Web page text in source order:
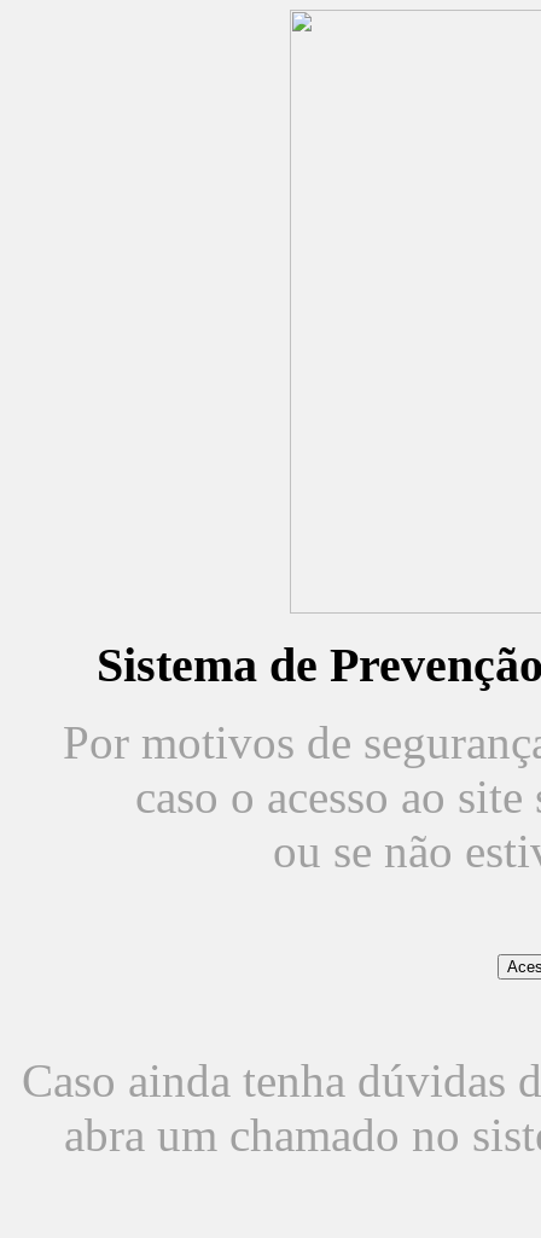
Sistema de
Por motivos de
caso o acesso ao
ou se não
Caso ainda tenha dúvidas
abra um chamado no